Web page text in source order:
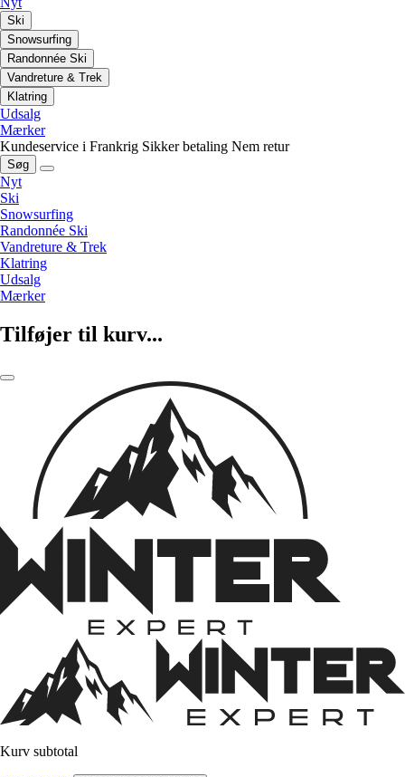
Ski
Snowsurfing
Randonnée Ski
Vandreture & Trek
Klatring
Udsalg
Mærker
Kundeservice i Frankrig Sikker betaling Nem retur
Søg
Nyt
Ski
Snowsurfing
Randonnée Ski
Vandreture & Trek
Klatring
Udsalg
Mærker
Tilføjer til kurv...
Kurv subtotal